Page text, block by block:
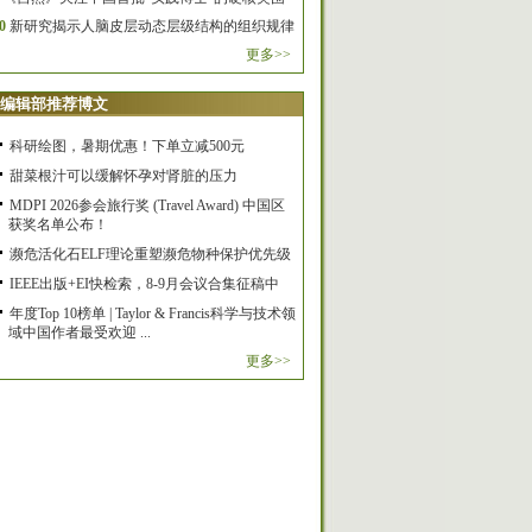
新研究揭示人脑皮层动态层级结构的组织规律
更多>>
编辑部推荐博文
科研绘图，暑期优惠！下单立减500元
甜菜根汁可以缓解怀孕对肾脏的压力
MDPI 2026参会旅行奖 (Travel Award) 中国区
获奖名单公布！
濒危活化石ELF理论重塑濒危物种保护优先级
IEEE出版+EI快检索，8-9月会议合集征稿中
年度Top 10榜单 | Taylor & Francis科学与技术领
域中国作者最受欢迎 ...
更多>>